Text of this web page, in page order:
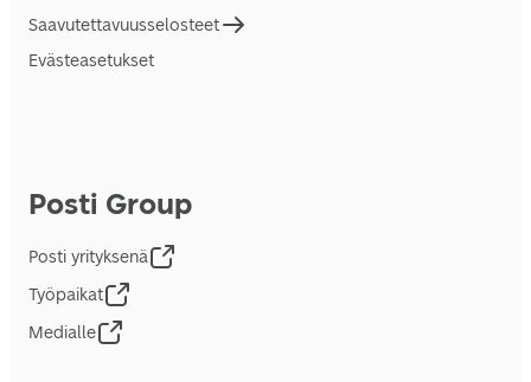
Saavutettavuusselosteet
Evästeasetukset
Posti Group
Posti yrityksenä
Työpaikat
Medialle